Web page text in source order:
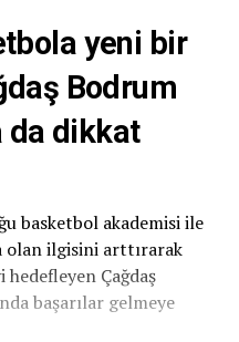
yeni bir
Bodrum
da dikkat
basketbol akademisi ile
olan ilgisini arttırarak
Çağdaş
başarılar gelmeye